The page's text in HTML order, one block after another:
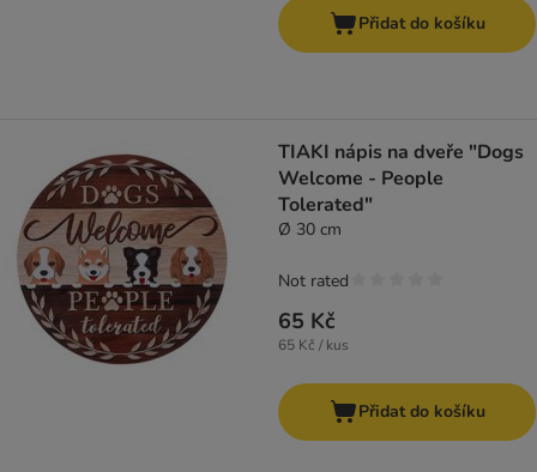
Přidat do košíku
TIAKI nápis na dveře "Dogs
Welcome - People
Tolerated"
Ø 30 cm
65 Kč
65 Kč / kus
Not rated
Přidat do košíku